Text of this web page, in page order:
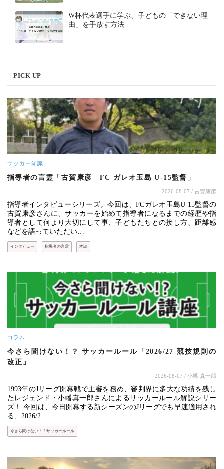
W杯代表選手に学ぶ、子どもの「できない理
由」を手放す方法
PICK UP
サッカー知識
指導者の言霊「古賀康彦 FC ガレオ玉島 U-15監督」
2026-08-07 / 古賀康彦
指導者インタビューシリーズ。今回は、FCガレオ玉島U-15監督の
古賀康彦さんに、サッカーを始めて指導者になるまでの経歴や指
導者として何より大切にして事、子どもたちとの接し方、距離感
などを語っていただい…
インタビュー 指導者の言霊 本誌
コラム
今さら聞けない！？ サッカールール「2026/27 競技規則の
改正」
2026-08-07 / 小幡 真一郎
1993年のJリーグ開幕戦で主審を務め、審判界に多大な功績を残し
たレジェンド・小幡真一郎さんによるサッカールール解説シリー
ズ！ 今回は、今日開幕する新シーズンのJリーグでも早速適用され
る、2026/2…
今さら聞けない！？サッカールール